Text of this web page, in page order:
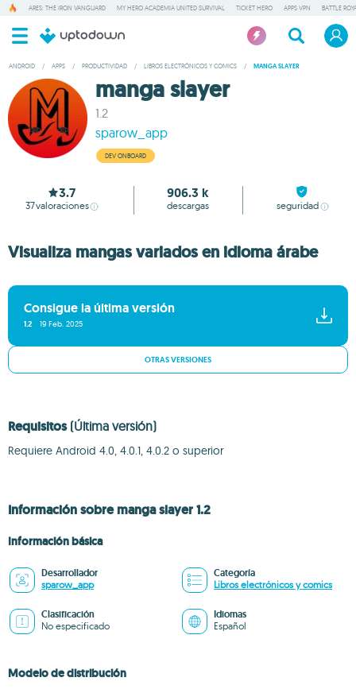
ARES: THE IRON VANGUARD MY HERO ACADEMIA UNITED SURVIVAL TICKET HERO APPS VPN BATTLE
ANDROID / APPS / PRODUCTIVIDAD / LIBROS ELECTRÓNICOS Y COMICS / MANGA SLAYER
manga slayer
1.2
sparow_app
DEV ONBOARD
3.7
37valoraciones
906.3 k
descargas seguridad
Visualiza mangas variados en idioma árabe
Consigue la última versión
1.2 19 Feb. 2025
OTRAS VERSIONES
Requisitos (Última versión)
Requiere Android 4.0, 4.0.1, 4.0.2 o superior
Información sobre manga slayer 1.2
Información básica
Desarrollador
sparow_app
Categoría
Libros electrónicos y comics
Clasificación
No especificado
Idiomas
Español
Modelo de distribución